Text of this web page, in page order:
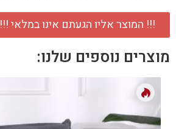
!!! המוצר אליו הגעתם אינו במלאי !!!
מוצרים נוספים שלנו: